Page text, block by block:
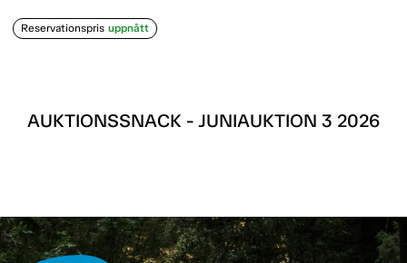
Reservationspris uppnått
AUKTIONSSNACK - JUNIAUKTION 3 2026